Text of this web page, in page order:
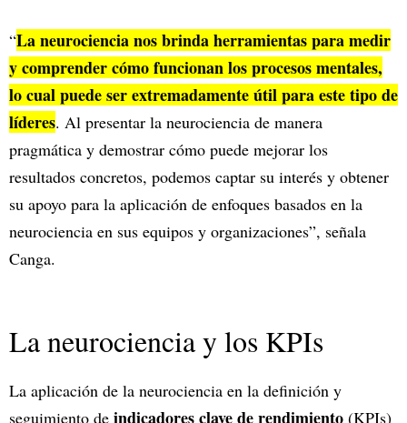
“La neurociencia nos brinda herramientas para medir
y comprender cómo funcionan los procesos mentales,
lo cual puede ser extremadamente útil para este tipo de
líderes. Al presentar la neurociencia de manera
pragmática y demostrar cómo puede mejorar los
resultados concretos, podemos captar su interés y obtener
su apoyo para la aplicación de enfoques basados en la
neurociencia en sus equipos y organizaciones”, señala
Canga.
La neurociencia y los KPIs
La aplicación de la neurociencia en la definición y
seguimiento de indicadores clave de rendimiento (KPIs)